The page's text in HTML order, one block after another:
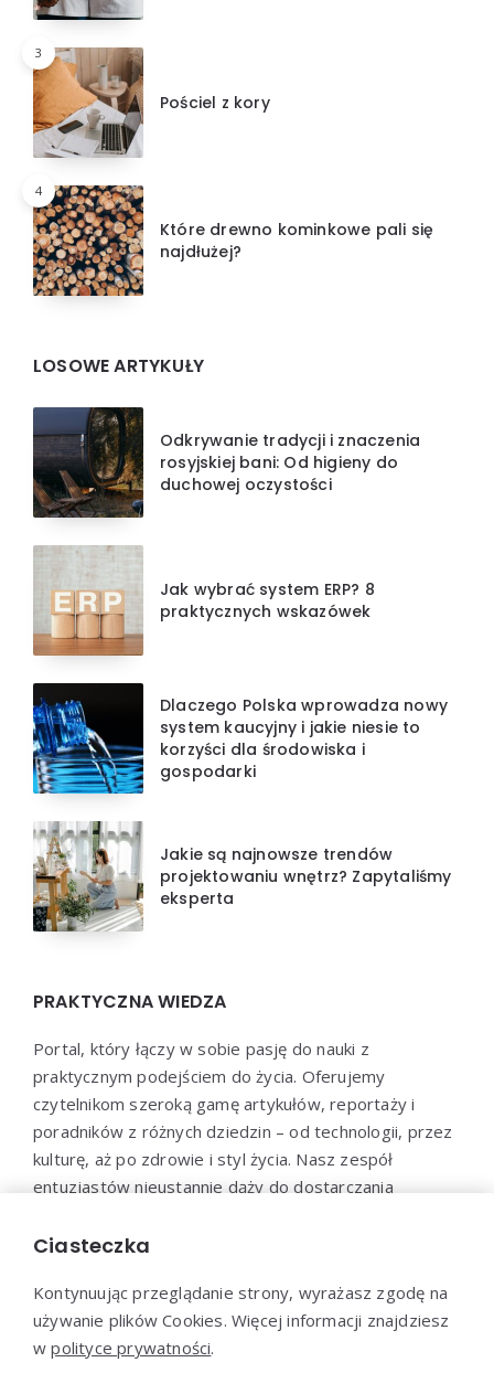
3
Pościel z kory
4
Które drewno kominkowe pali się
najdłużej?
LOSOWE ARTYKUŁY
Odkrywanie tradycji i znaczenia
rosyjskiej bani: Od higieny do
duchowej oczystości
Jak wybrać system ERP? 8
praktycznych wskazówek
Dlaczego Polska wprowadza nowy
system kaucyjny i jakie niesie to
korzyści dla środowiska i
gospodarki
Jakie są najnowsze trendów
projektowaniu wnętrz? Zapytaliśmy
eksperta
PRAKTYCZNA WIEDZA
Portal, który łączy w sobie pasję do nauki z
praktycznym podejściem do życia. Oferujemy
czytelnikom szeroką gamę artykułów, reportaży i
poradników z różnych dziedzin – od technologii, przez
kulturę, aż po zdrowie i styl życia. Nasz zespół
entuzjastów nieustannie dąży do dostarczania
poszerzyć horyzonty i efektywnie wykorzystać
Ciasteczka
Kontynuując przeglądanie strony, wyrażasz zgodę na
używanie plików Cookies. Więcej informacji znajdziesz
wpolityce prywatności.